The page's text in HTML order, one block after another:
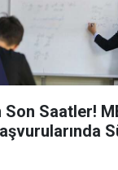
Saatler!